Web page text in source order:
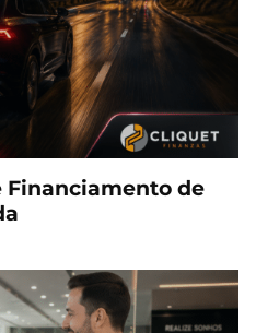
Financiamento de